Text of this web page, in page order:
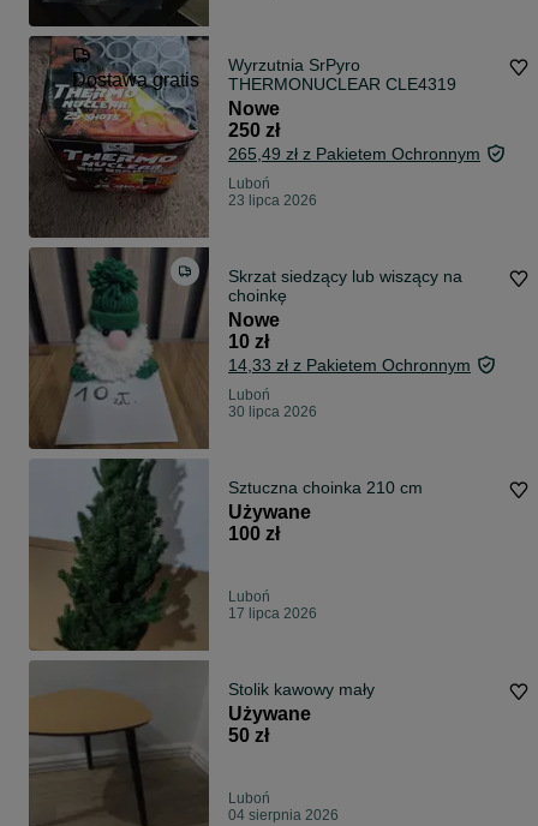
Dostawa gratis
Wyrzutnia SrPyro
THERMONUCLEAR CLE4319
Nowe
250 zł
265,49 zł z Pakietem Ochronnym
Luboń
23 lipca 2026
Skrzat siedzący lub wiszący na
choinkę
Nowe
10 zł
14,33 zł z Pakietem Ochronnym
Luboń
30 lipca 2026
Sztuczna choinka 210 cm
Używane
100 zł
Luboń
17 lipca 2026
Stolik kawowy mały
Używane
50 zł
Luboń
04 sierpnia 2026